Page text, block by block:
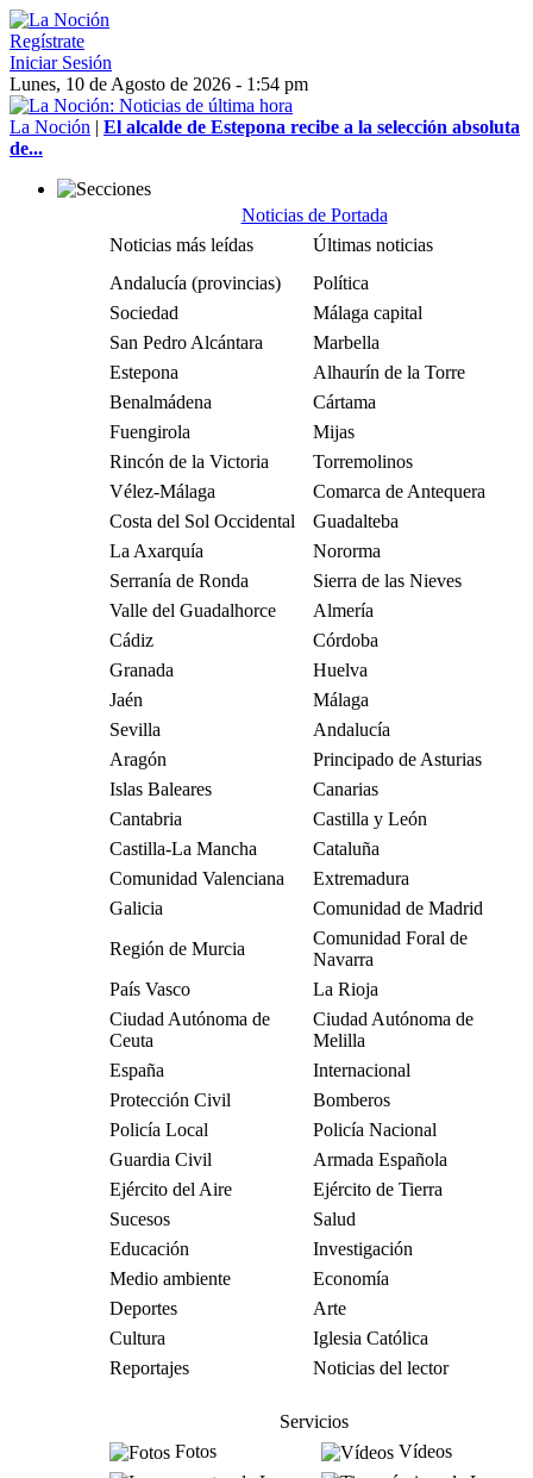
Regístrate
Iniciar Sesión
Lunes, 10 de Agosto de 2026 - 1:54 pm
La Noción | El alcalde de Estepona recibe a la selección absoluta
de...
Noticias de Portada
Noticias más leídas
Últimas noticias
Andalucía (provincias)
Política
Sociedad
Málaga capital
San Pedro Alcántara
Marbella
Estepona
Alhaurín de la Torre
Benalmádena
Cártama
Fuengirola
Mijas
Rincón de la Victoria
Torremolinos
Vélez-Málaga
Comarca de Antequera
Costa del Sol Occidental
Guadalteba
La Axarquía
Nororma
Serranía de Ronda
Sierra de las Nieves
Valle del Guadalhorce
Almería
Cádiz
Córdoba
Granada
Huelva
Jaén
Málaga
Sevilla
Andalucía
Aragón
Principado de Asturias
Islas Baleares
Canarias
Cantabria
Castilla y León
Castilla-La Mancha
Cataluña
Comunidad Valenciana
Extremadura
Galicia
Comunidad de Madrid
Región de Murcia
Comunidad Foral de
Navarra
País Vasco
La Rioja
Ciudad Autónoma de
Ceuta
Ciudad Autónoma de
Melilla
España
Internacional
Protección Civil
Bomberos
Policía Local
Policía Nacional
Guardia Civil
Armada Española
Ejército del Aire
Ejército de Tierra
Sucesos
Salud
Educación
Investigación
Medio ambiente
Economía
Deportes
Arte
Cultura
Iglesia Católica
Reportajes
Noticias del lector
Servicios
Fotos
Vídeos